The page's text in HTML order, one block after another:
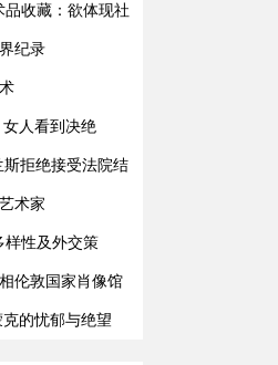
品收藏：欲体现社
纪录
人看到决绝
斯拒绝接受法院结
术家
样性及外交策
伦敦国家肖像馆
的忧郁与绝望